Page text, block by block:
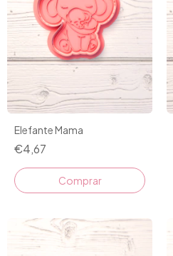
Elefante Mama
€4,67
Comprar